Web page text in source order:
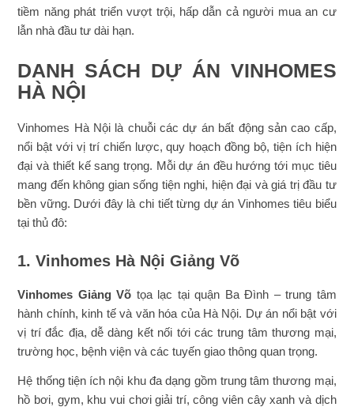
tiềm năng phát triển vượt trội, hấp dẫn cả người mua an cư
lẫn nhà đầu tư dài hạn.
DANH SÁCH DỰ ÁN VINHOMES
HÀ NỘI
Vinhomes Hà Nội là chuỗi các dự án bất động sản cao cấp,
nổi bật với vị trí chiến lược, quy hoạch đồng bộ, tiện ích hiện
đại và thiết kế sang trọng. Mỗi dự án đều hướng tới mục tiêu
mang đến không gian sống tiện nghi, hiện đại và giá trị đầu tư
bền vững. Dưới đây là chi tiết từng dự án Vinhomes tiêu biểu
tại thủ đô:
1. Vinhomes Hà Nội Giảng Võ
Vinhomes Giảng Võ tọa lạc tại quận Ba Đình – trung tâm
hành chính, kinh tế và văn hóa của Hà Nội. Dự án nổi bật với
vị trí đắc địa, dễ dàng kết nối tới các trung tâm thương mại,
trường học, bệnh viện và các tuyến giao thông quan trọng.
Hệ thống tiện ích nội khu đa dạng gồm trung tâm thương mại,
hồ bơi, gym, khu vui chơi giải trí, công viên cây xanh và dịch